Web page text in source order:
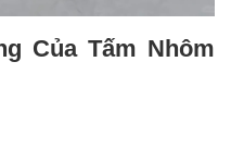
Của Tấm Nhôm